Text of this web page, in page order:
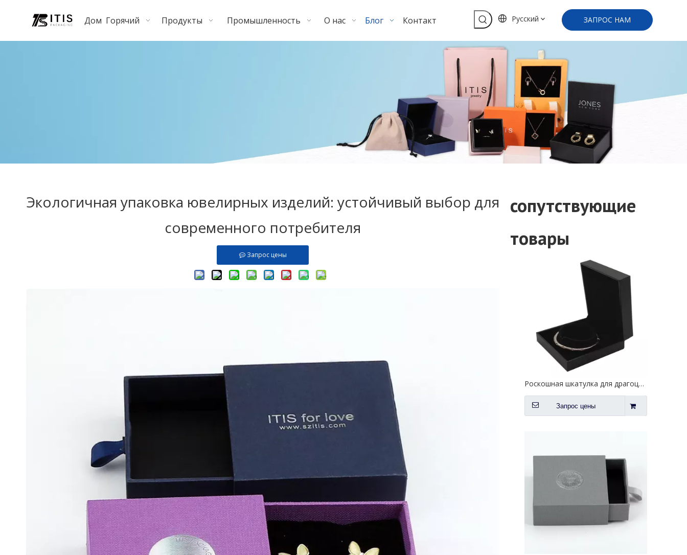
Дом Горячий Продукты Промышленность О нас Блог Контакт Pусский ЗАПРОС НАМ
Экологичная упаковка ювелирных изделий: устойчивый выбор для
современного потребителя
Запрос цены
сопутствующие
товары
Индивидуальная упаковка бумажной коробки для мужских ювелирных изделий Персонализация
Роскошная шкатулка для драгоценностей из гладкой черной кожи
Запрос цены